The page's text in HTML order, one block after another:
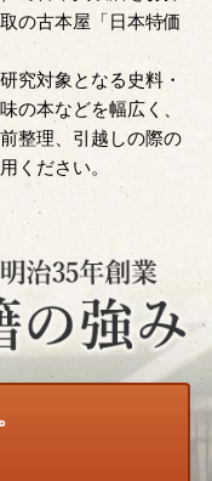
の古本屋「日本特価
究対象となる史料・
の本などを幅広く、
整理、引越しの際の
ください。